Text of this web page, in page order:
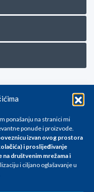
ponašanju na stranici mi
ponude i proizvode.
izvan ovog prostora
i proslijeđivanje
na društvenim mrežama i
i ciljano oglašavanje u
nam se na
karaktera i podložne su
Eurima i uključuju PDV. Sve
Trudimo se dati što bolji